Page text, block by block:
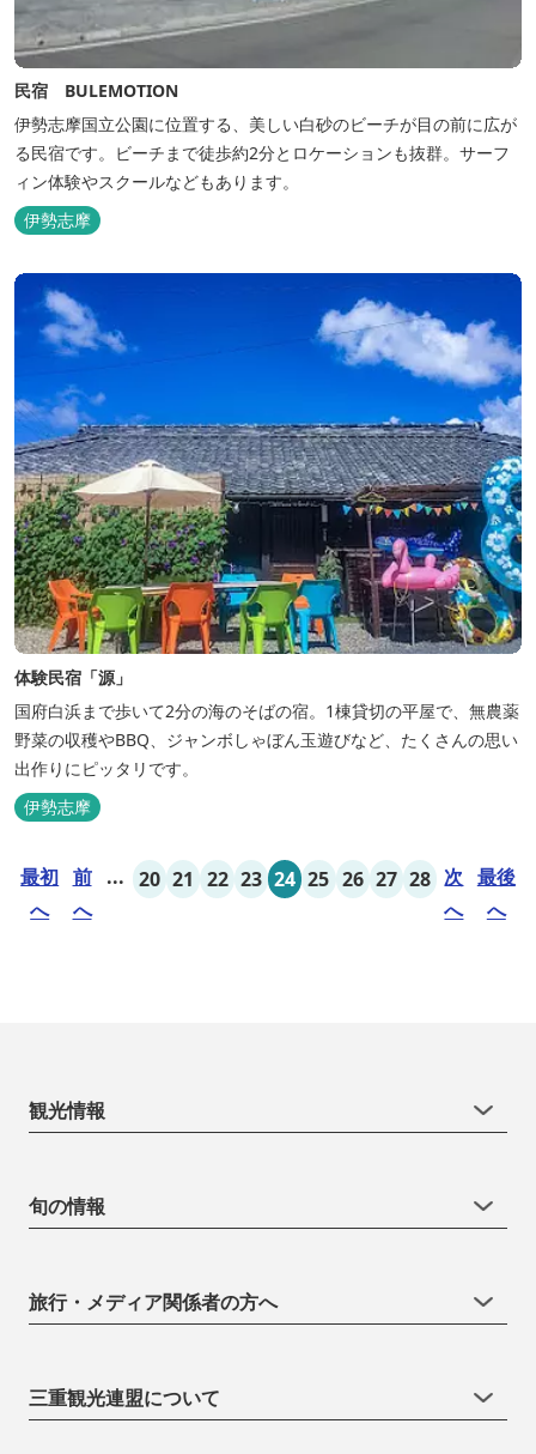
民宿 BULEMOTION
伊勢志摩国立公園に位置する、美しい白砂のビーチが目の前に広が
る民宿です。ビーチまで徒歩約2分とロケーションも抜群。サーフ
ィン体験やスクールなどもあります。
伊勢志摩
体験民宿「源」
国府白浜まで歩いて2分の海のそばの宿。1棟貸切の平屋で、無農薬
野菜の収穫やBBQ、ジャンボしゃぼん玉遊びなど、たくさんの思い
出作りにピッタリです。
伊勢志摩
最初
へ
前
へ
... 20 21 22 23 24 25 26 27 28 次
へ
最後
へ
観光情報
旬の情報
旅行・メディア関係者の方へ
三重観光連盟について